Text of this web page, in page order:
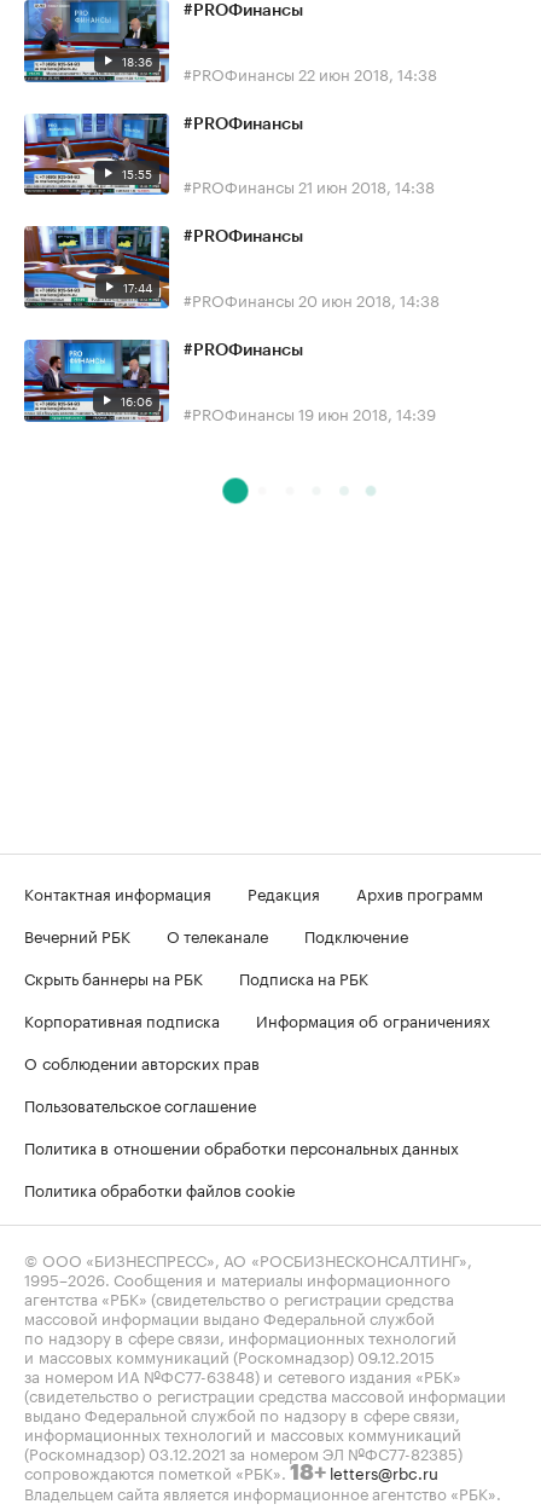
18:36
#PROФинансы
#PROФинансы 22 июн 2018, 14:38
15:55
#PROФинансы
#PROФинансы 21 июн 2018, 14:38
17:44
#PROФинансы
#PROФинансы 20 июн 2018, 14:38
16:06
#PROФинансы
#PROФинансы 19 июн 2018, 14:39
Контактная информация Редакция
Архив программ
Вечерний РБК
О телеканале
Подключение
Скрыть баннеры на РБК
Подписка на РБК
Корпоративная подписка
Информация об ограничениях
О соблюдении авторских прав
Пользовательское соглашение
Политика в отношении обработки персональных данных
Политика обработки файлов cookie
© ООО «БИЗНЕСПРЕСС», АО «РОСБИЗНЕСКОНСАЛТИНГ»,
1995–2026 . Сообщения и материалы информационного
агентства «РБК» (свидетельство о регистрации средства
массовой информации выдано Федеральной службой
по надзору в сфере связи, информационных технологий
и массовых коммуникаций (Роскомнадзор) 09.12.2015
за номером ИА №ФС77-63848) и сетевого издания «РБК»
(свидетельство о регистрации средства массовой информации
выдано Федеральной службой по надзору в сфере связи,
информационных технологий и массовых коммуникаций
(Роскомнадзор) 03.12.2021 за номером ЭЛ №ФС77-82385)
сопровождаются пометкой «РБК». 18+ letters@rbc.ru
Владельцем сайта является информационное агентство «РБК».